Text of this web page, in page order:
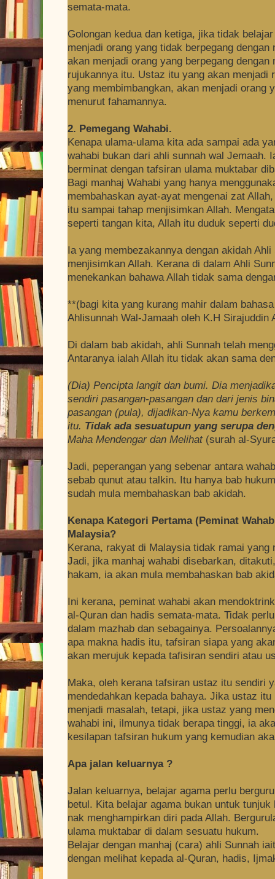
semata-mata.
Golongan kedua dan ketiga, jika tidak
menjadi orang yang tidak berpegang
akan menjadi orang yang berpegang
rujukannya itu. Ustaz itu yang akan menjadi
yang membimbangkan, akan menjadi orang
menurut fahamannya.
2. Pemegang Wahabi.
Kenapa ulama-ulama kita ada sampai ada
wahabi bukan dari ahli sunnah wal Jemaah.
berminat dengan tafsiran ulama muktabar
Bagi manhaj Wahabi yang hanya
membahaskan ayat-ayat mengenai zat
itu sampai tahap menjisimkan Allah.
seperti tangan kita, Allah itu duduk seperti
Ia yang membezakannya dengan akidah
menjisimkan Allah. Kerana di dalam Ahli
menekankan bahawa Allah tidak sama
**(bagi kita yang kurang mahir dalam
Ahlisunnah Wal-Jamaah oleh K.H Sirajuddin
Di dalam bab akidah, ahli Sunnah telah
Antaranya ialah Allah itu tidak akan sama
(Dia) Pencipta langit dan bumi. Dia
sendiri pasangan-pasangan dan dari jenis
pasangan (pula), dijadikan-Nya kamu
itu. Tidak ada sesuatupun yang serupa
Maha Mendengar dan Melihat (surah al-
Jadi, peperangan yang sebenar antara
sebab qunut atau talkin. Itu hanya bab
sudah mula membahaskan bab akidah.
Kenapa Kategori Pertama (Peminat
Malaysia?
Kerana, rakyat di Malaysia tidak ramai yang
Jadi, jika manhaj wahabi disebarkan,
hakam, ia akan mula membahaskan bab
Ini kerana, peminat wahabi akan
al-Quran dan hadis semata-mata. Tidak
dalam mazhab dan sebagainya.
apa makna hadis itu, tafsiran siapa yang
akan merujuk kepada tafisiran sendiri atau
Maka, oleh kerana tafsiran ustaz itu sendiri
mendedahkan kepada bahaya. Jika ustaz
menjadi masalah, tetapi, jika ustaz yang
wahabi ini, ilmunya tidak berapa tinggi, ia
kesilapan tafsiran hukum yang kemudian
Apa jalan keluarnya ?
Jalan keluarnya, belajar agama perlu
betul. Kita belajar agama bukan untuk
nak menghampirkan diri pada Allah.
ulama muktabar di dalam sesuatu hukum.
Belajar dengan manhaj (cara) ahli Sunnah
dengan melihat kepada al-Quran, hadis,